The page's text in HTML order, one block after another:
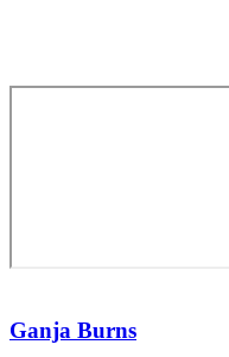
Ganja Burns